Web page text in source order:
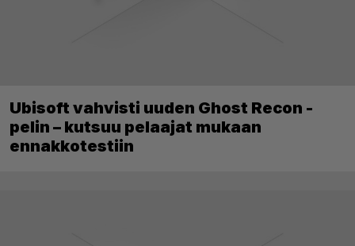
Ubisoft vahvisti uuden Ghost Recon -
pelin – kutsuu pelaajat mukaan
ennakkotestiin